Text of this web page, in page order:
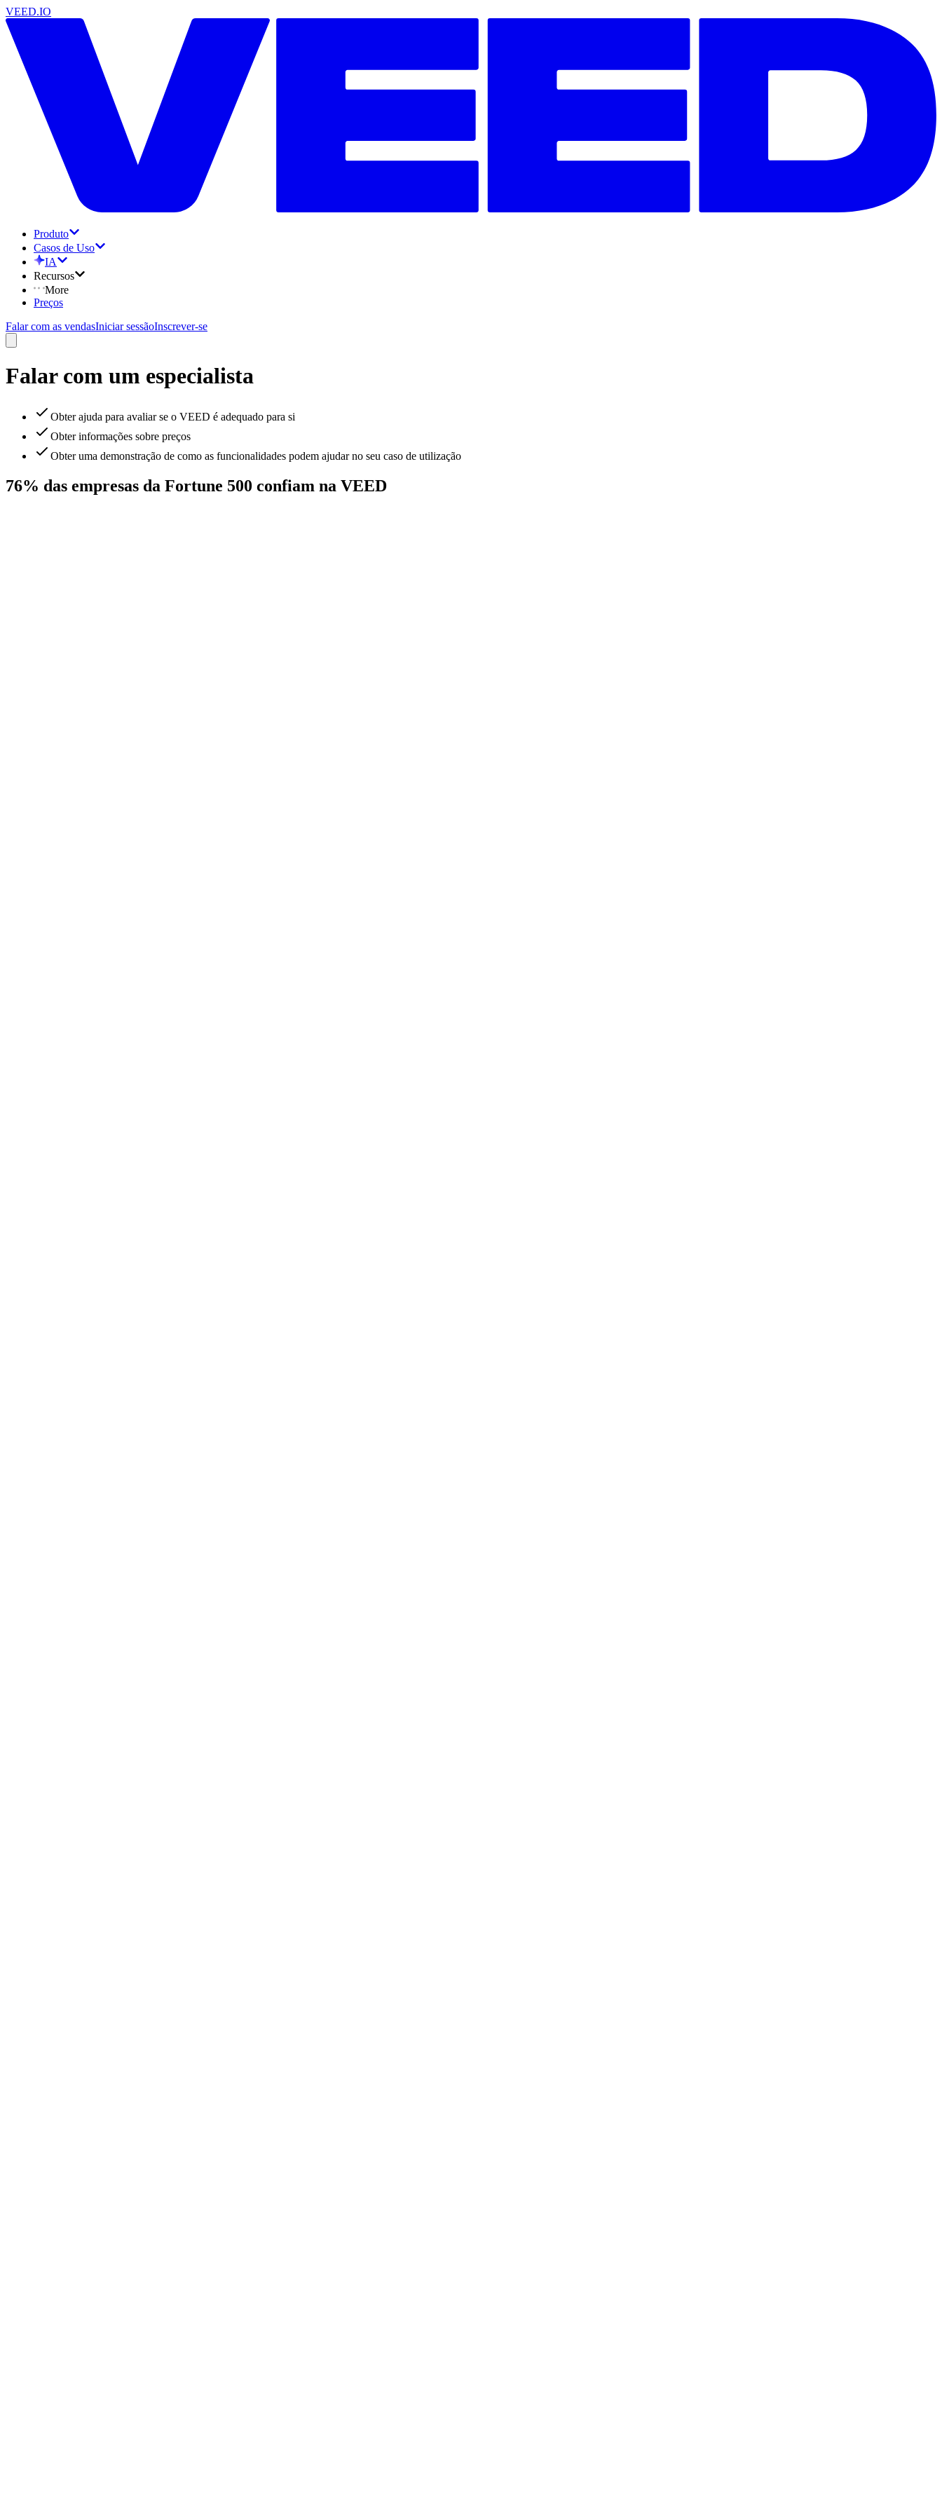
VEED.IO
Produto
Casos de Uso
IA
Recursos
More
Preços
Falar com as vendasIniciar sessãoInscrever-se
Falar com um especialista
Obter ajuda para avaliar se o VEED é adequado para si
Obter informações sobre preços
Obter uma demonstração de como as funcionalidades podem ajudar no seu caso de utilização
76% das empresas da Fortune 500 confiam na VEED